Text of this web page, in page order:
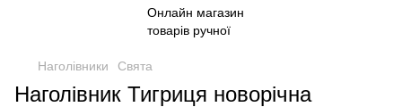
Наголівники Свята
Наголівник Тигриця новорічна